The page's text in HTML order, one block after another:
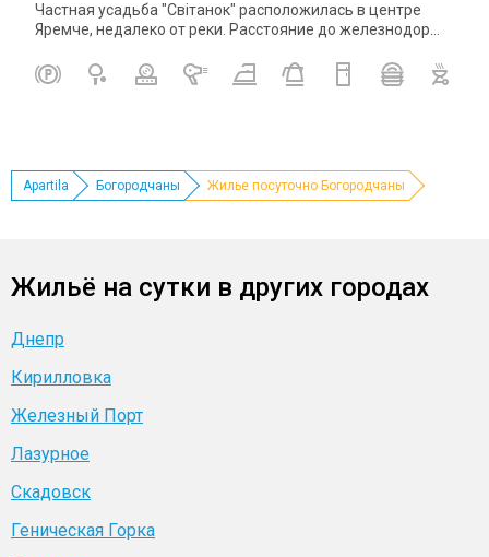
Частная усадьба "Світанок" расположилась в центре
Яремче, недалеко от реки. Расстояние до железнодор...
Apartila Богородчаны Жилье посуточно Богородчаны
Жильё на сутки в других городах
Днепр
Кирилловка
Железный Порт
Лазурное
Скадовск
Геническая Горка